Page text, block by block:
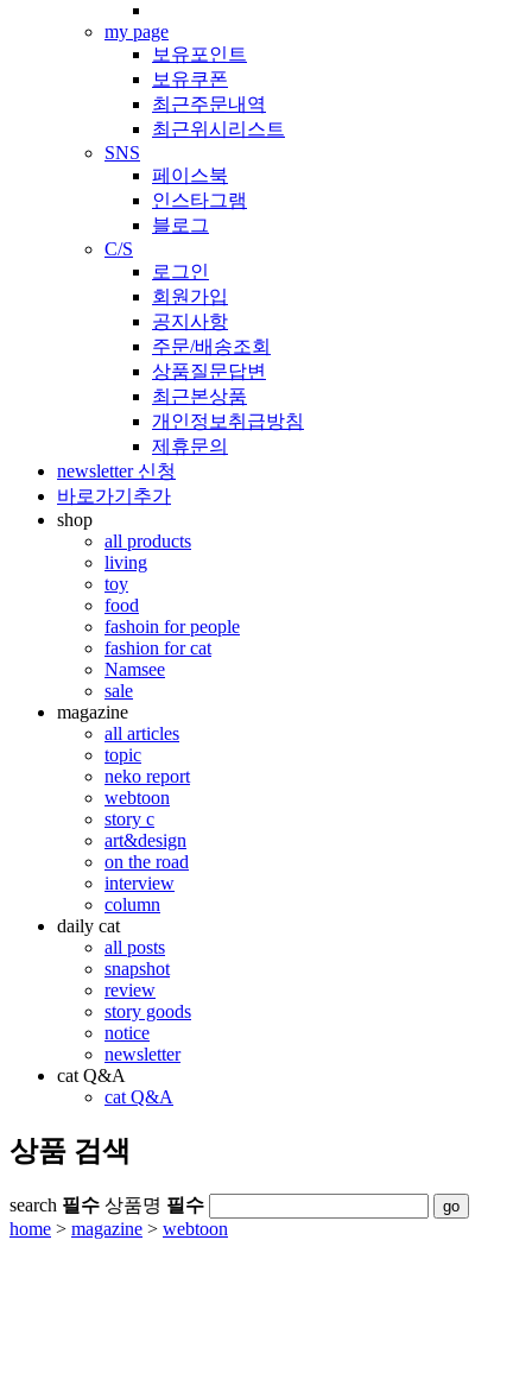
my page
보유포인트
보유쿠폰
최근주문내역
최근위시리스트
SNS
페이스북
인스타그램
블로그
C/S
로그인
회원가입
공지사항
주문/배송조회
상품질문답변
최근본상품
개인정보취급방침
제휴문의
newsletter 신청
바로가기추가
shop
all products
living
toy
food
fashoin for people
fashion for cat
Namsee
sale
magazine
all articles
topic
neko report
webtoon
story c
art&design
on the road
interview
column
daily cat
all posts
snapshot
review
story goods
notice
newsletter
cat Q&A
cat Q&A
상품 검색
search 필수 상품명 필수
home > magazine > webtoon